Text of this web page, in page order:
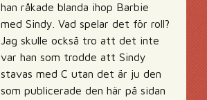
han råkade blanda ihop Barbie
med Sindy. Vad spelar det för roll?
Jag skulle också tro att det inte
var han som trodde att Sindy
stavas med C utan det är ju den
som publicerade den här på sidan